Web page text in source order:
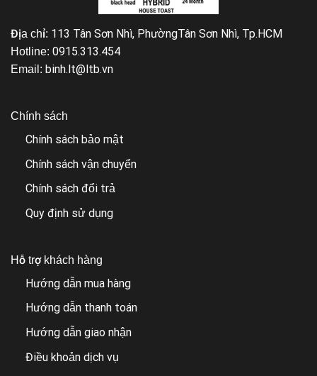
Địa chỉ: 113 Tân Sơn Nhì, PhườngTân Sơn Nhì, Tp.HCM
Hotline: 0915.313.454
Email: binh.lt@ltb.vn
Chính sách
Chính sách bảo mật
Chính sách vận chuyển
Chính sách đổi trả
Quy định sử dụng
Hỗ trợ khách hàng
Hướng dẫn mua hàng
Hướng dẫn thanh toán
Hướng dẫn giao nhận
Điều khoản dịch vụ